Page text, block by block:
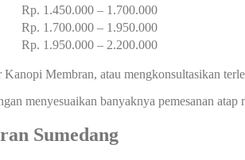
Rp. 1.450.000 – 1.700.000
Rp. 1.700.000 – 1.950.000
Rp. 1.950.000 – 2.200.000
Membran, atau mengkonsultasikan
menyesuaikan banyaknya pemesanan
Sumedang